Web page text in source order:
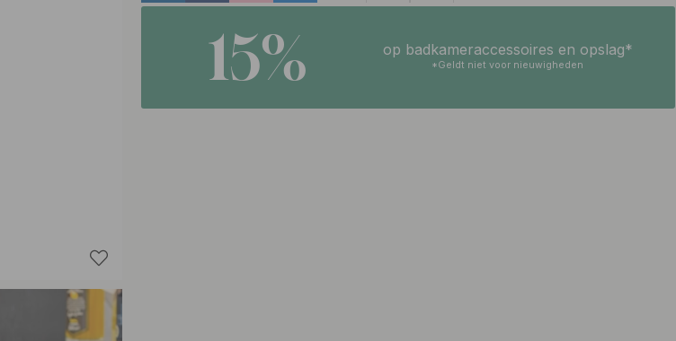
15% op badkameraccessoires en opslag*
*Geldt niet voor nieuwigheden